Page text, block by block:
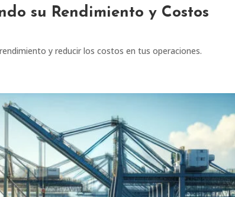
su Rendimiento y Costos
y reducir los costos en tus operaciones.